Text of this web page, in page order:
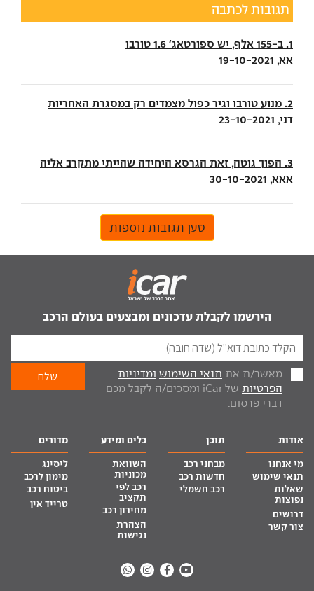
תגובות לכתבה
1. ב-155 אלף, יש ספורטאג' 1.6 טורבו
אא, 19-10-2021
2. מנוע טורבו וגיר כפול מצמדים רק במסגרת האחריות
דני, 23-10-2021
3. הפוך גוטה, זאת הגרסא היחידה שהייתי מתקרב אליה
אאא, 30-10-2021
טען תגובות נוספות
הירשמו לקבלת עדכונים ומבצעים בעולם הרכב
מאשר/ת את תנאי השימוש ומדיניות
הפרטיות
של iCar ומסכים/ה לקבל מכם
דברי פרסום.
אודות
מי אנחנו
תנאי שימוש
שאלות
נפוצות
דרושים
צור קשר
תוכן
מבחני רכב
חדשות רכב
רכב חשמלי
כלים ומידע
השוואת
מכוניות
רכב לפי
תקציב
מחירון רכב
הצהרת
נגישות
מדורים
ליסינג
מימון לרכב
ביטוח רכב
טרייד אין